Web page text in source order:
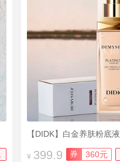
【DIDK】白金养肤粉底
¥ 399.9 券 360元